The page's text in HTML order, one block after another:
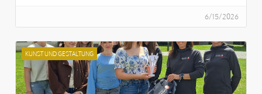
6/15/2026
KUNST UND GESTALTUNG